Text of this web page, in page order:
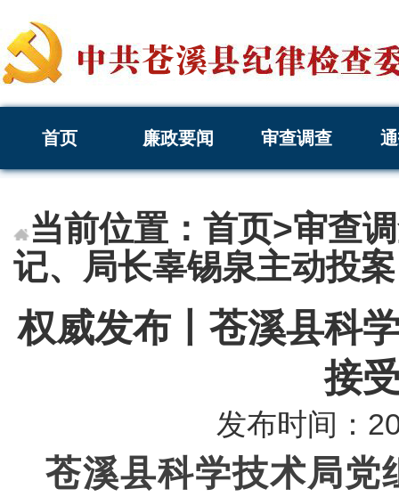
首页 廉政要闻 审查调查
当前位置： 首页>审查
记、局长辜锡泉主动投
权威发布丨苍溪县科
接
发布时间：
苍溪县科学技术局党